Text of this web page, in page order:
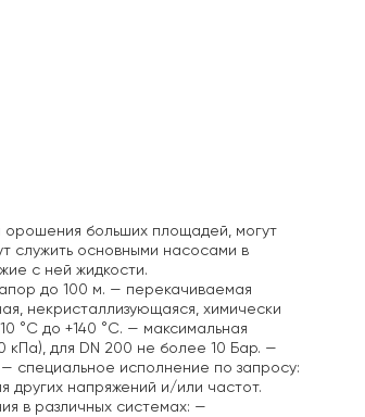
орошения больших площадей, могут
служить основными насосами в
с ней жидкости.
до 100 м. — перекачиваемая
некристаллизующаяся, химически
°C до +140 °C. — максимальная
кПа), для DN 200 не более 10 Бар. —
— специальное исполнение по запросу:
других напряжений и/или частот.
в различных системах: —